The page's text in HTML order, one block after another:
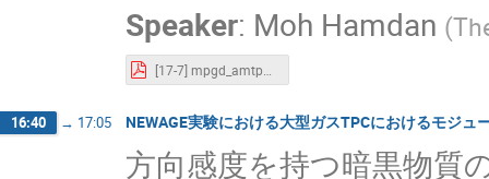
Speaker: Moh Hamdan (
16:40 → 17:05 NEWAGE実験における大型ガスTPCにおけるモジュ
方向感度を持つ暗黒物質